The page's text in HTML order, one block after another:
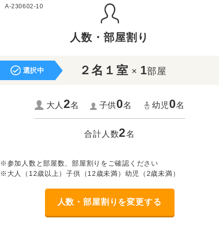
A-230602-10
人数・部屋割り
選択中 ２名１室 × 1部屋
大人2名 子供0名 幼児0名
合計人数2名
※参加人数と部屋数、部屋割りをご確認ください
※大人（12歳以上）子供（12歳未満）幼児（2歳未満）
人数・部屋割りを変更する